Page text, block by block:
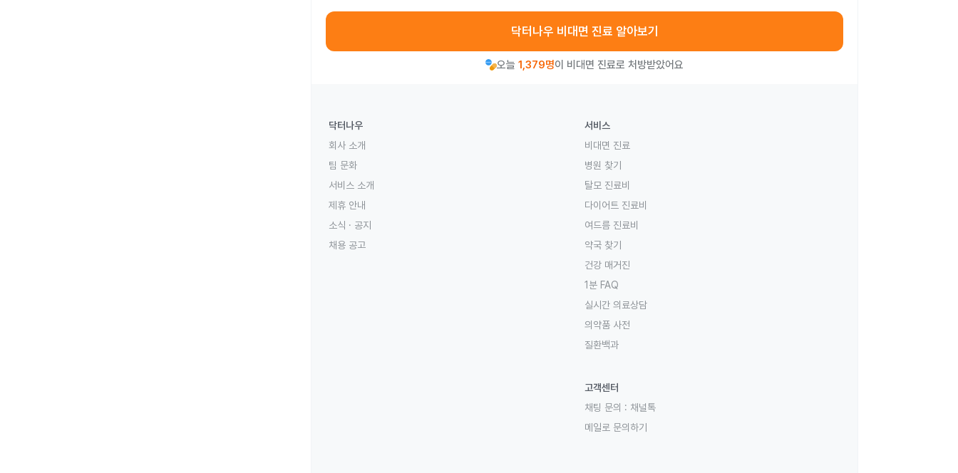
닥터나우 비대면 진료 알아보기
오늘 1,379명이 비대면 진료로 처방받았어요
닥터나우
회사 소개
팀 문화
서비스 소개
제휴 안내
소식 · 공지
채용 공고
서비스
비대면 진료
병원 찾기
탈모 진료비
다이어트 진료비
여드름 진료비
약국 찾기
건강 매거진
1분 FAQ
실시간 의료상담
의약품 사전
질환백과
고객센터
채팅 문의 : 채널톡
메일로 문의하기